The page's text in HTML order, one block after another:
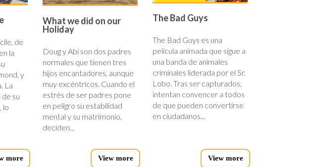
de
la
y
La
de su
lo
more
What we did on our
Holiday
Doug y Abi son dos padres
normales que tienen tres
hijos encantadores, aunque
muy excéntricos. Cuando el
estrés de ser padres pone
en peligro su estabilidad
mental y su matrimonio,
deciden...
View more
The Bad Guys
The Bad Guys es una
película animada que sigue a
una banda de animales
criminales liderada por el Sr.
Lobo. Tras ser capturados,
intentan convencer a todos
de que pueden convertirse
en ciudadanos...
View more